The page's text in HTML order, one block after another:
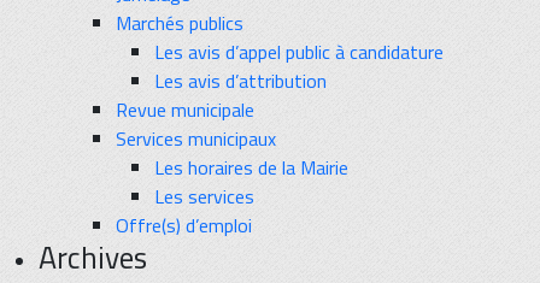
Marchés publics
Les avis d’appel public à candidature
Les avis d’attribution
Revue municipale
Services municipaux
Les horaires de la Mairie
Les services
Offre(s) d’emploi
Archives